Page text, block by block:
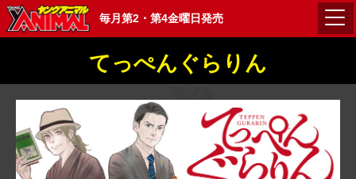
毎月第2・第4金曜日発売
てっぺんぐらりん